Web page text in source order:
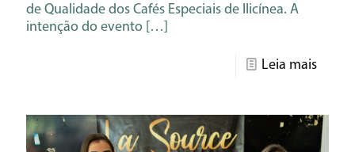
de Qualidade dos Cafés Especiais de Ilicínea. A
intenção do evento […]
Leia mais